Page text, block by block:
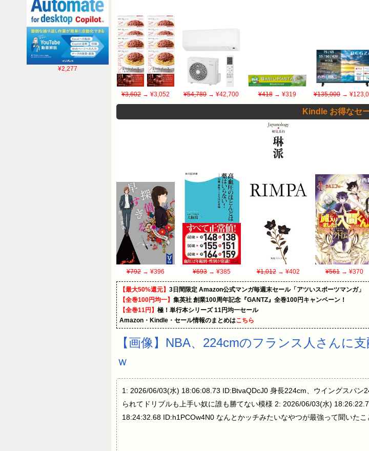
¥2,277
¥3,602 → ¥3,052 ¥54,780→ ¥42,700 ¥418→ ¥319 ¥135,000→
Kindle お得なセ
¥792 → ¥396 ¥693→ ¥385 ¥1,012→ ¥402 ¥561→ ¥370
【最大50%還元】 3日間限定 Amazon公式マンガ毎週末セール「アツいスポーツマンガ」
【全巻100円均一】 集英社 創業100周年記念『GANTZ』全巻100円キャンペーン！
【全巻11円】 極！単行本シリーズ 11円均一セール
Amazon・Kindle・セール情報のまとめはこちら
【画像】NBA、224cmのフランス人さんに
ｗ
1: 2026/06/03(水) 18:06:08.73 ID:BtvaQDcJ0 身長224cm、ウイングスパン
られてドリブルも上手い奴に誰も勝てない模様 2: 2026/06/03(水)
18:24:32.68 ID:h1PCOw4N0 なんとかッチみたいなやつが最強って聞いたこ